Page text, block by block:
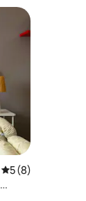
Средна оценка:
5 (8)